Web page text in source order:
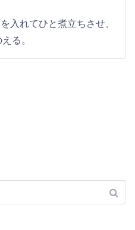
入れてひと煮立ちさせ、
る。